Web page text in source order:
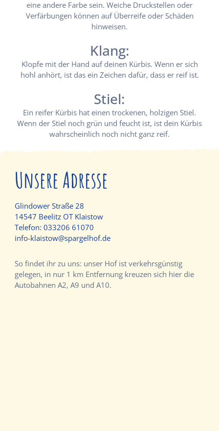
eine andere Farbe sein. Weiche Druckstellen oder
Verfärbungen können auf Überreife oder Schäden
hinweisen.
Klang:
Klopfe mit der Hand auf deinen Kürbis. Wenn er sich
hohl anhört, ist das ein Zeichen dafür, dass er reif ist.
Stiel:
Ein reifer Kürbis hat einen trockenen, holzigen Stiel.
Wenn der Stiel noch grün und feucht ist, ist dein Kürbis
wahrscheinlich noch nicht ganz reif.
Unsere Adresse
Glindower Straße 28
14547 Beelitz OT Klaistow
Telefon: 033206 61070
info-klaistow@spargelhof.de
So findet ihr zu uns: unser Hof ist verkehrsgünstig
gelegen, in nur 1 km Entfernung kreuzen sich hier die
Autobahnen A2, A9 und A10.